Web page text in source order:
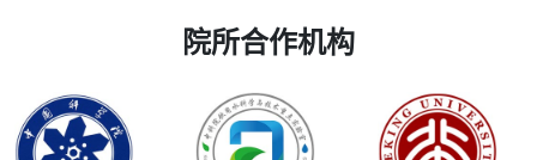
院所合作机构